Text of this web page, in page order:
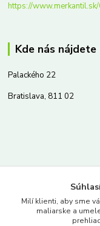
https://
Kde nás nájdete
Palackého 22
Bratislava, 811 02
www.merkantil.sk
Milí klienti, aby sme
maliarske a